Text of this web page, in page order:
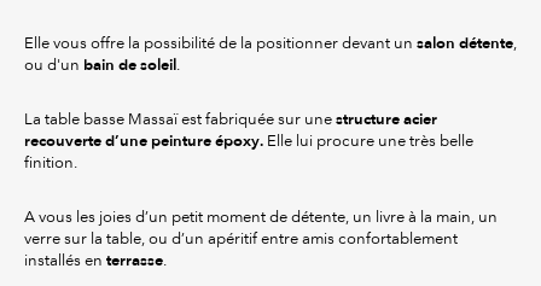
Elle vous offre la possibilité de la positionner devant un salon détente,
ou d'un bain de soleil.
La table basse Massaï est fabriquée sur une structure acier
recouverte d’une peinture époxy. Elle lui procure une très belle
finition.
A vous les joies d’un petit moment de détente, un livre à la main, un
verre sur la table, ou d’un apéritif entre amis confortablement
installés en terrasse.